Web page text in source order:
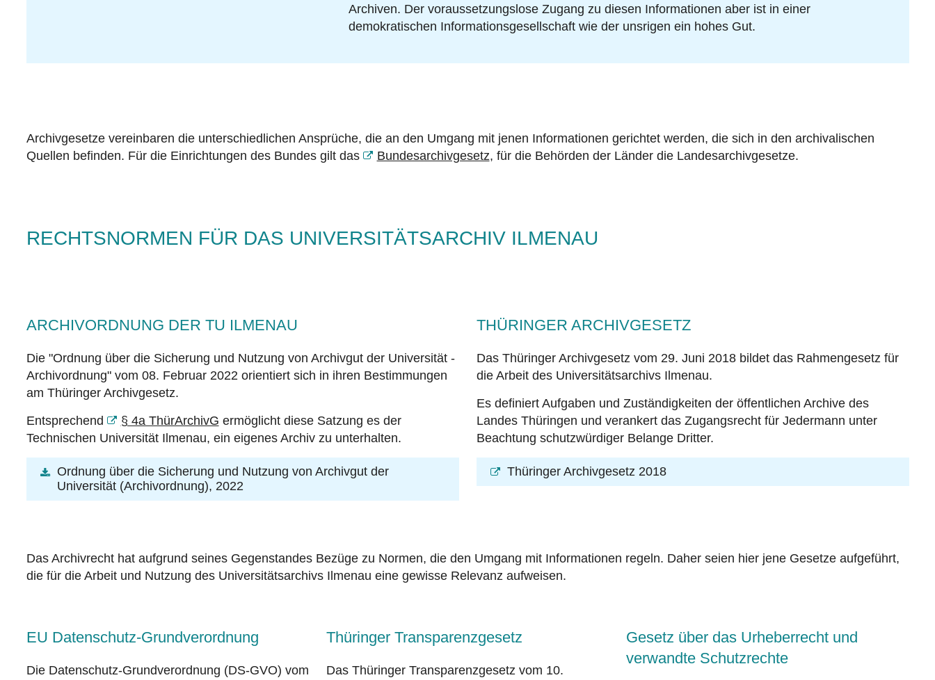
Archiven. Der voraussetzungslose Zugang zu diesen Informationen aber ist in einer
demokratischen Informationsgesellschaft wie der unsrigen ein hohes Gut.
Archivgesetze vereinbaren die unterschiedlichen Ansprüche, die an den Umgang mit jenen Informationen gerichtet werden, die sich in den archivalischen
Quellen befinden. Für die Einrichtungen des Bundes gilt das
Bundesarchivgesetz, für die Behörden der Länder die Landesarchivgesetze.
RECHTSNORMEN FÜR DAS UNIVERSITÄTSARCHIV ILMENAU
ARCHIVORDNUNG DER TU ILMENAU
Die "Ordnung über die Sicherung und Nutzung von Archivgut der Universität -
Archivordnung" vom 08. Februar 2022 orientiert sich in ihren Bestimmungen
am Thüringer Archivgesetz.
Entsprechend
§ 4a ThürArchivG ermöglicht diese Satzung es der
Technischen Universität Ilmenau, ein eigenes Archiv zu unterhalten.
Ordnung über die Sicherung und Nutzung von Archivgut der
Universität (Archivordnung), 2022
THÜRINGER ARCHIVGESETZ
Das Thüringer Archivgesetz vom 29. Juni 2018 bildet das Rahmengesetz für
die Arbeit des Universitätsarchivs Ilmenau.
Es definiert Aufgaben und Zuständigkeiten der öffentlichen Archive des
Landes Thüringen und verankert das Zugangsrecht für Jedermann unter
Beachtung schutzwürdiger Belange Dritter.
Thüringer Archivgesetz 2018
Das Archivrecht hat aufgrund seines Gegenstandes Bezüge zu Normen, die den Umgang mit Informationen regeln. Daher seien hier jene Gesetze aufgeführt,
die für die Arbeit und Nutzung des Universitätsarchivs Ilmenau eine gewisse Relevanz aufweisen.
EU Datenschutz-Grundverordnung
Die Datenschutz-Grundverordnung (DS-GVO) vom
Thüringer Transparenzgesetz
Das Thüringer Transparenzgesetz vom 10.
Gesetz über das Urheberrecht und
verwandte Schutzrechte